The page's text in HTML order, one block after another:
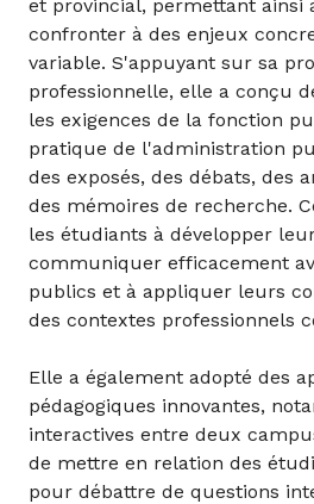
et provincial, permettant ainsi
confronter à des enjeux
variable. S'appuyant sur sa
professionnelle, elle a conçu
les exigences de la fonction
pratique de l'administration
des exposés, des débats, des
des mémoires de recherche.
les étudiants à développer
communiquer efficacement
publics et à appliquer leurs
des contextes professionnels
Elle a également adopté des
pédagogiques innovantes,
interactives entre deux
de mettre en relation des
pour débattre de questions